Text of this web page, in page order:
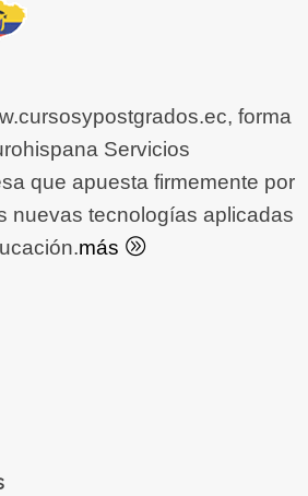
forma
Servicios
que apuesta firmemente por
nuevas tecnologías aplicadas
más